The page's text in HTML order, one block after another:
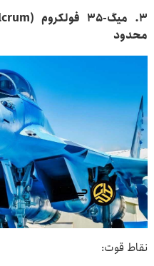
محدود
نقاط قوت: